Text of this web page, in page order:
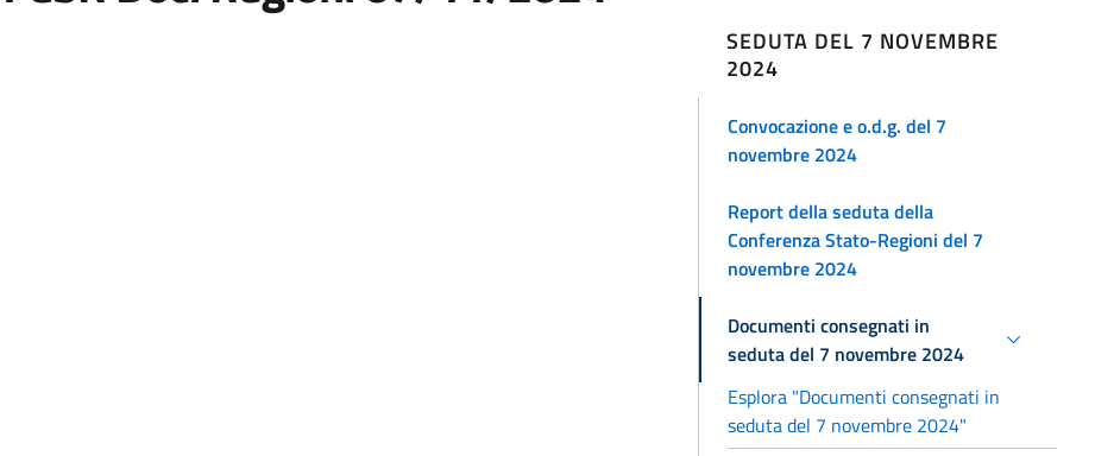
SEDUTA DEL 7 NOVEMBRE
2024
Convocazione e o.d.g. del 7
novembre 2024
Report della seduta della
Conferenza Stato-Regioni del 7
novembre 2024
Documenti consegnati in
seduta del 7 novembre 2024
Esplora "Documenti consegnati in
seduta del 7 novembre 2024"